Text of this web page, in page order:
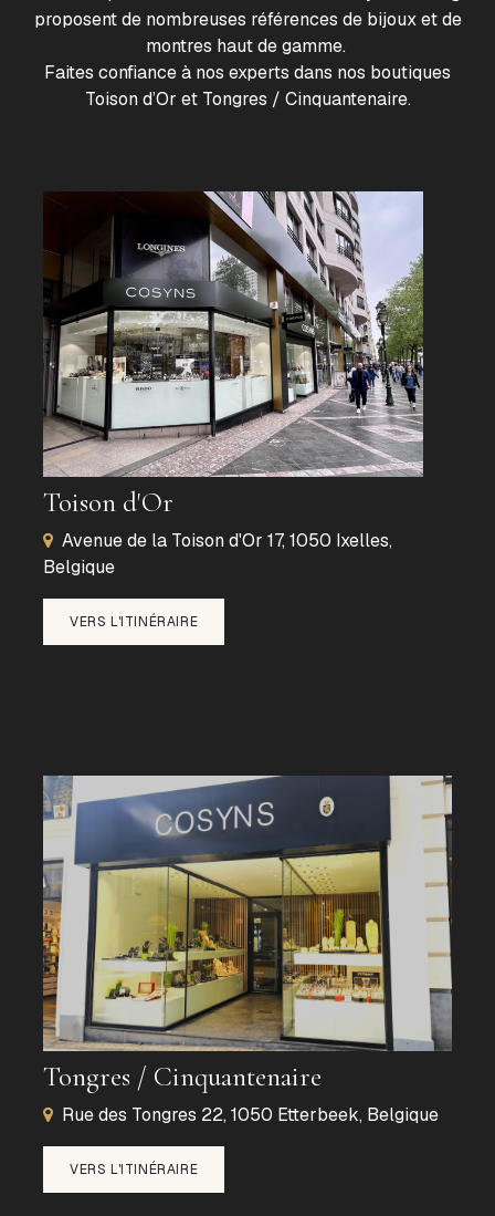
proposent de nombreuses références de bijoux et de
montres haut de gamme.
Faites confiance à nos experts dans nos boutiques
Toison d’Or et Tongres / Cinquantenaire.
Toison d'Or
Avenue de la Toison d'Or 17, 1050 Ixelles,
Belgique
VERS L'ITINÉRAIRE
Tongres / Cinquantenaire
Rue des Tongres 22, 1050 Etterbeek, Belgique
VERS L'ITINÉRAIRE